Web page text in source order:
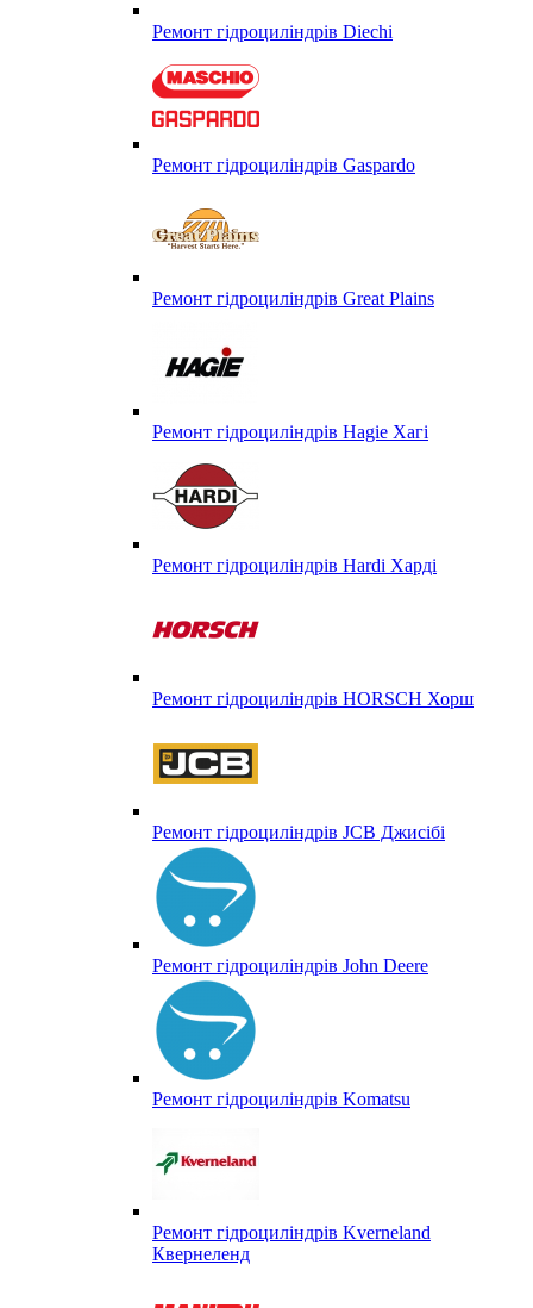
Ремонт гідроциліндрів Diechi
Ремонт гідроциліндрів Gaspardo
Ремонт гідроциліндрів Great Plains
Ремонт гідроциліндрів Hagie Хагі
Ремонт гідроциліндрів Hardi Харді
Ремонт гідроциліндрів HORSCH Хорш
Ремонт гідроциліндрів JCB Джисібі
Ремонт гідроциліндрів John Deere
Ремонт гідроциліндрів Komatsu
Ремонт гідроциліндрів Kverneland
Квернеленд